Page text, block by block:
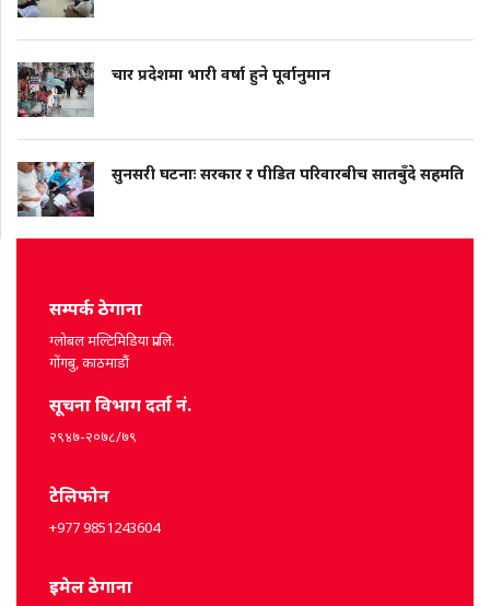
चार प्रदेशमा भारी वर्षा हुने पूर्वानुमान
सुनसरी घटनाः सरकार र पीडित परिवारबीच सातबुँदे सहमति
सम्पर्क ठेगाना
ग्लोबल मल्टिमिडिया प्रा.लि.
गोंगबु, काठमाडौं
सूचना विभाग दर्ता नं.
२९४७-२०७८/७९
टेलिफोन
+977 9851243604
इमेल ठेगाना